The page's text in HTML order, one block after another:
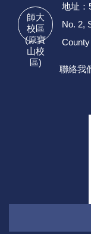
師大
校區
(原寶
山校
區)
地址：
No. 2,
聯絡我